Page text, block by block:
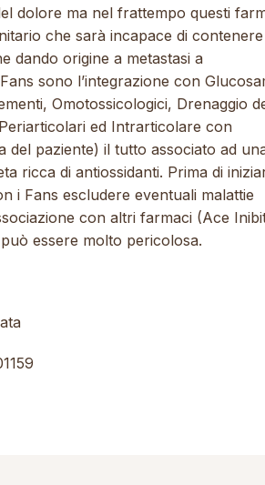
dolore ma nel frattempo questi
che sarà incapace di
dando origine a metastasi a
sono l’integrazione con
Omotossicologici, Drenaggio
ed Intrarticolare con
del paziente) il tutto associato ad
ricca di antiossidanti. Prima di
i Fans escludere eventuali malattie
con altri farmaci (Ace
essere molto pericolosa.